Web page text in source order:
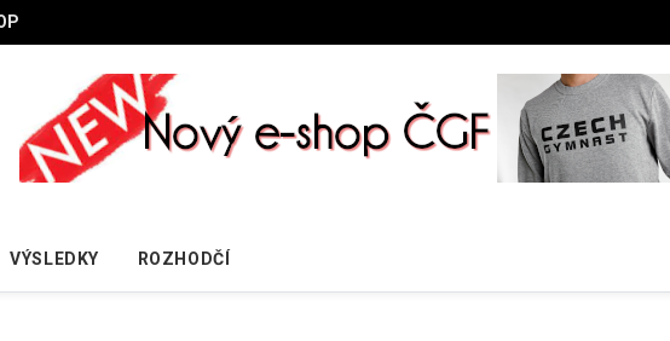
VÝSLEDKY ROZHODČÍ